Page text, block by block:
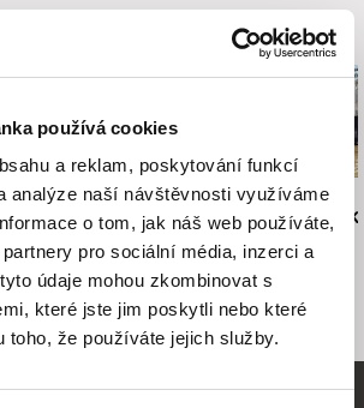
používá cookies
a reklam, poskytování funkcí
analýze naší návštěvnosti využíváme
o tom, jak náš web používáte,
pro sociální média, inzerci a
údaje mohou zkombinovat s
které jste jim poskytli nebo které
toho, že používáte jejich služby.
Deborah Stratman
From Hetty to Nancy
Vladimír Turner
White-Black